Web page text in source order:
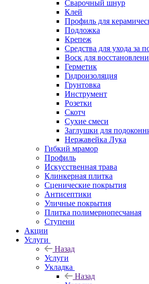
Сварочный шнур
Клей
Профиль для
Подложка
Крепеж
Средства для ухода за
Воск для
Герметик
Гидроизоляция
Грунтовка
Инструмент
Розетки
Скотч
Сухие смеси
Заглушки для
Нержавейка Лука
Гибкий мрамор
Профиль
Искусственная трава
Клинкерная плитка
Сценические покрытия
Антисептики
Уличные покрытия
Плитка полимернопесчаная
Ступени
Акции
Услуги
Назад
Услуги
Укладка
Назад